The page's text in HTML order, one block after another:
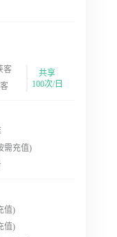
客
共享
100次/日
需充值)
值)
值)